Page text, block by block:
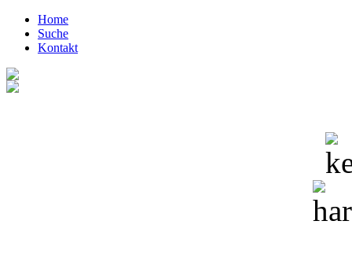
Home
Suche
Kontakt